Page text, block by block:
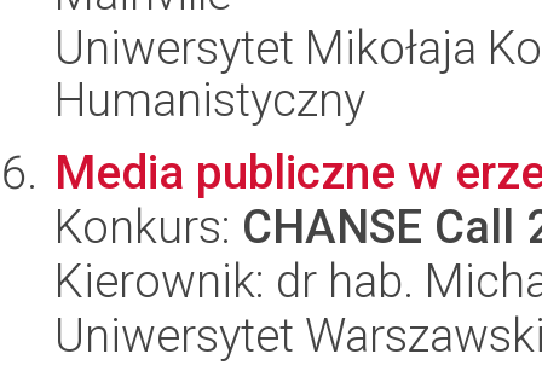
Uniwersytet Mikołaja
Humanistyczny
Media publiczne w
Konkurs: CHANSE Call
Kierownik: dr hab.
Uniwersytet